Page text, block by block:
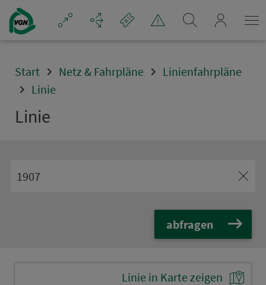
Navigation überspringen
Start Netz & Fahrpläne
Linienfahrpläne
Linie
Linie
abfragen
Linie in Karte zeigen